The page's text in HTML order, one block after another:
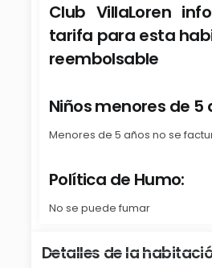
Club VillaLoren
tarifa para esta
reembolsable
Niños menores de 5
Menores de 5 años no se
Política de Humo:
No se puede fumar
Detalles de la